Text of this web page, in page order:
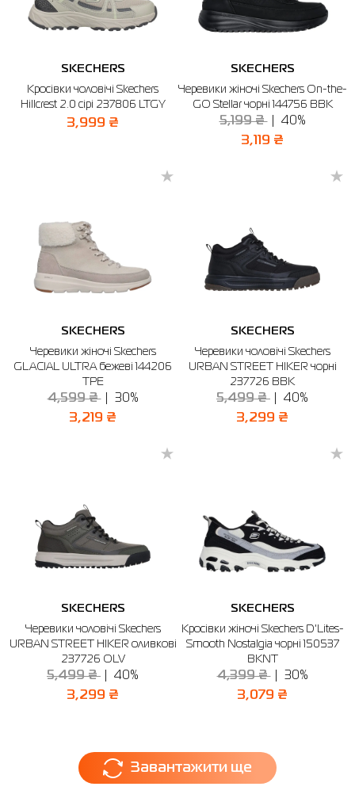
SKECHERS
Кросівки чоловічі Skechers
Hillcrest 2.0 сірі 237806 LTGY
3,999 ₴
SKECHERS
Черевики жіночі Skechers On-the-
GO Stellar чорні 144756 BBK
5,199 ₴ 40%
3,119 ₴
SKECHERS
Черевики жіночі Skechers
GLACIAL ULTRA бежеві 144206
TPE
4,599 ₴ 30%
3,219 ₴
SKECHERS
Черевики чоловічі Skechers
URBAN STREET HIKER чорні
237726 BBK
5,499 ₴ 40%
3,299 ₴
SKECHERS
Черевики чоловічі Skechers
URBAN STREET HIKER оливкові
237726 OLV
5,499 ₴ 40%
3,299 ₴
SKECHERS
Кросівки жіночі Skechers D'Lites-
Smooth Nostalgia чорні 150537
BKNT
4,399 ₴ 30%
3,079 ₴
Завантажити ще